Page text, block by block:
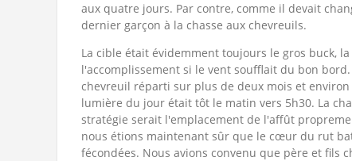
aux quatre jours. Par contre, comme il devait
dernier garçon à la chasse aux chevreuils.
La cible était évidemment toujours le gros buck,
l'accomplissement si le vent soufflait du bon
chevreuil réparti sur plus de deux mois et
lumière du jour était tôt le matin vers 5h30. La
stratégie serait l'emplacement de l'affût
nous étions maintenant sûr que le cœur du rut
fécondées. Nous avions convenu que père et fils